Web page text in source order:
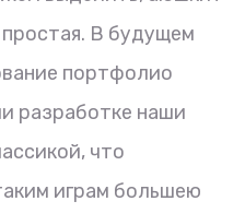
В будущем
портфолио
разработке наши
что
играм большею